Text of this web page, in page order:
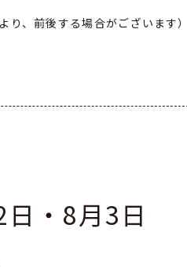
、前後する場合がございます）
日・8月3日